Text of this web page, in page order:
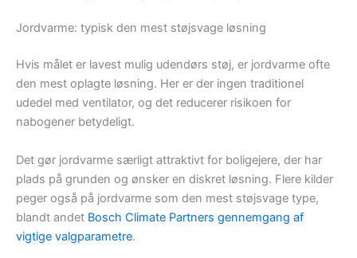
Jordvarme: typisk den mest støjsvage løsning
Hvis målet er lavest mulig udendørs støj, er jordvarme ofte
den mest oplagte løsning. Her er der ingen traditionel
udedel med ventilator, og det reducerer risikoen for
nabogener betydeligt.
Det gør jordvarme særligt attraktivt for boligejere, der har
plads på grunden og ønsker en diskret løsning. Flere kilder
peger også på jordvarme som den mest støjsvage type,
blandt andet Bosch Climate Partners gennemgang af
vigtige valgparametre.